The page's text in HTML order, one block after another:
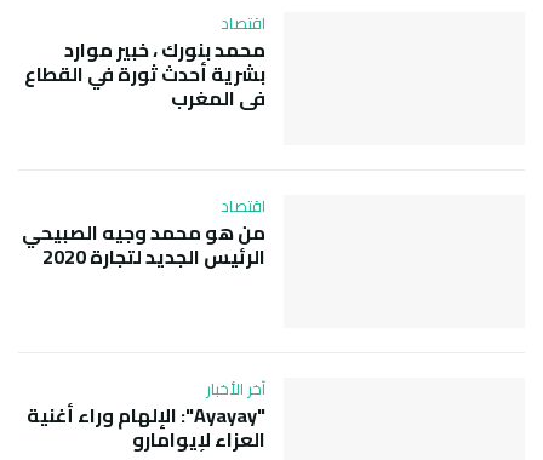
اقتصاد
محمد بنورك ، خبير موارد
بشرية أحدث ثورة في القطاع
في المغرب
اقتصاد
من هو محمد وجيه الصبيحي
الرئيس الجديد لتجارة 2020
آخر الأخبار
"Ayayay": الإلهام وراء أغنية
العزاء لإيوامارو